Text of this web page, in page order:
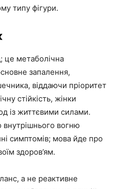
типу фігури.
це метаболічна
запалення,
віддаючи пріоритет
стійкість, жінки
із життєвими силами.
внутрішнього вогню
симптомів; мова йде про
здоров’ям.
а не реактивне